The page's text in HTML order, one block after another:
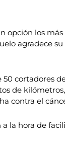
opción los
agradece
cortadores
de
contra el
la hora de